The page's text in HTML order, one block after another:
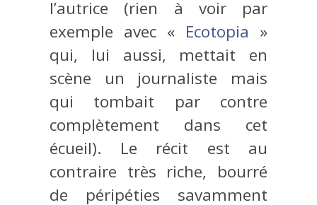
l’autrice (rien à voir par
exemple avec « Ecotopia »
qui, lui aussi, mettait en
scène un journaliste mais
qui tombait par contre
complètement dans cet
écueil). Le récit est au
contraire très riche, bourré
de péripéties savamment